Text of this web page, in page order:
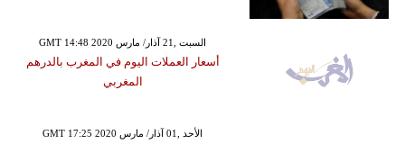
GMT 14:48 2020 السبت ,21 آذار/ مارس
أسعار العملات اليوم في المغرب بالدرهم
المغربي
GMT 17:25 2020 الأحد ,01 آذار/ مارس